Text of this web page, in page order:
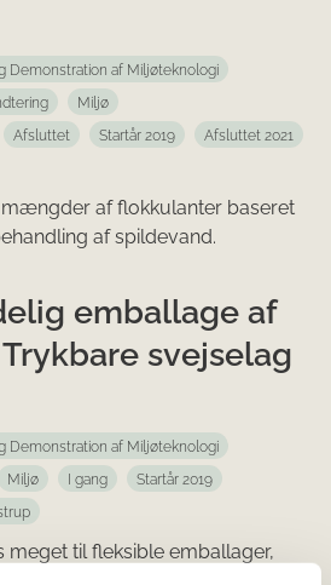
Demonstration af Miljøteknologi
Miljø
Afsluttet Startår 2019
Afsluttet 2021
af flokkulanter baseret
af spildevand.
emballage af
svejselag
Demonstration af Miljøteknologi
Miljø I gang
Startår 2019
meget til fleksible emballager,